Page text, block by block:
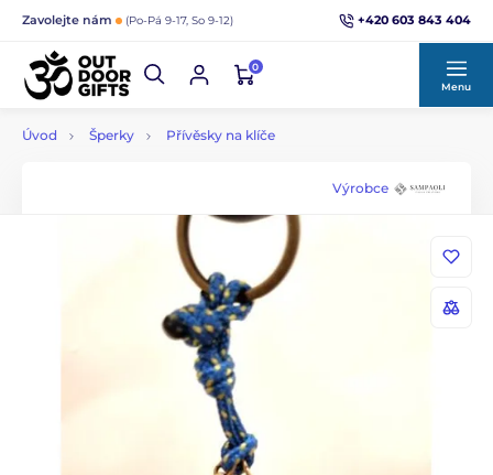
Zavolejte nám (Po-Pá 9-17, So 9-12) +420 603 843 404
0
Menu
Úvod Šperky Přívěsky na klíče
Výrobce